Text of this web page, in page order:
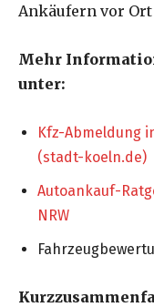
Ankäufern vor
Mehr
unter:
Kfz-Abmeldung
(stadt-koeln.de)
Autoankauf-
NRW